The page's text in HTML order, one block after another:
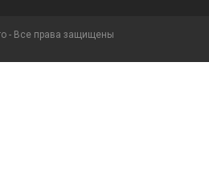
- Все права защищены